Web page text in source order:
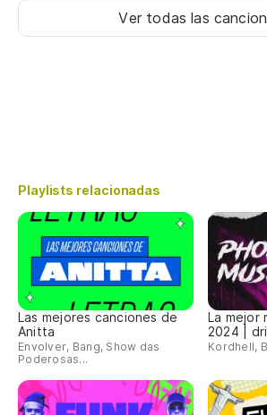
Ver todas las
Playlists relacionadas
Las mejores canciones de
Anitta
Envolver, Bang, Show das
Poderosas...
La mejor
2024 |
Kordhell,